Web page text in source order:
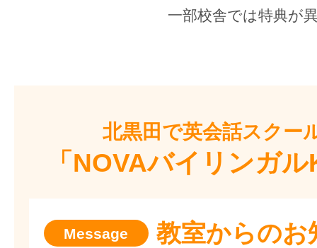
一部校舎では特典が
北黒田で英会話スクー
「NOVAバイリンガ
教室からのお